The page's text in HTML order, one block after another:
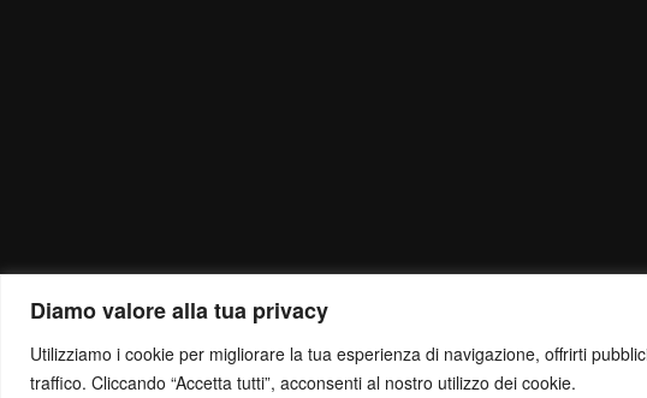
Diamo valore alla tua privacy
Utilizziamo i cookie per migliorare la tua esperienza di navigazione, offrirti
traffico. Cliccando “Accetta tutti”, acconsenti al nostro utilizzo dei cookie.